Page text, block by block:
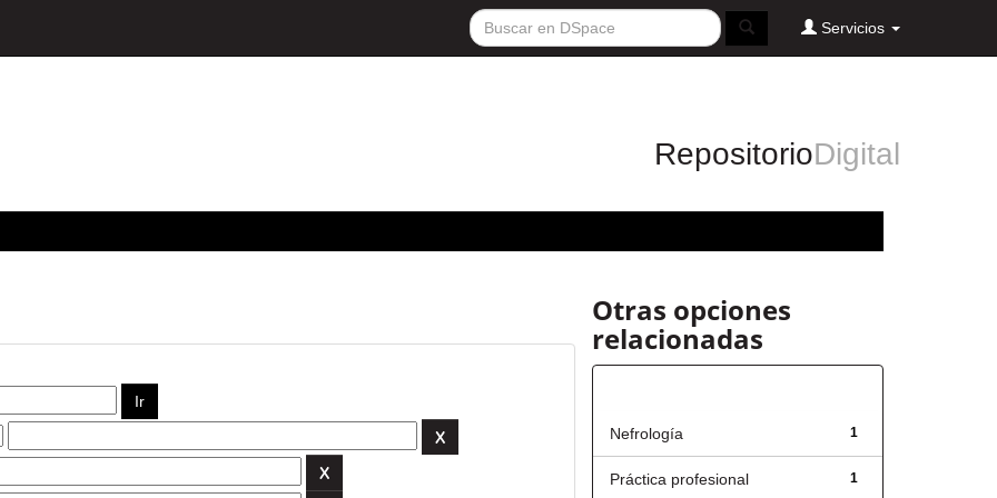
Servicios
RepositorioDigital
Otras opciones
relacionadas
1
Nefrología
1
Práctica profesional